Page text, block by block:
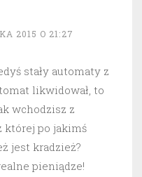
2015 O 21:27
stały automaty z
likwidował, to
wchodzisz z
której po jakimś
jest kradzież?
pieniądze!